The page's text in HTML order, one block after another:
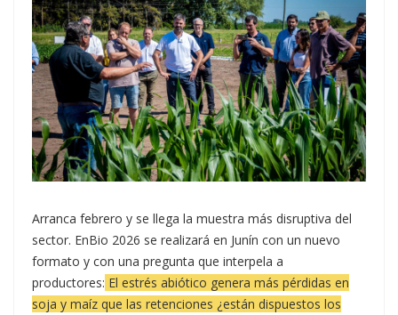
Arranca febrero y se llega la muestra más disruptiva del
sector. EnBio 2026 se realizará en Junín con un nuevo
formato y con una pregunta que interpela a
productores: El estrés abiótico genera más pérdidas en
soja y maíz que las retenciones ¿están dispuestos los